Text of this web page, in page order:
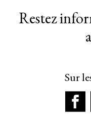
Restez
Sur